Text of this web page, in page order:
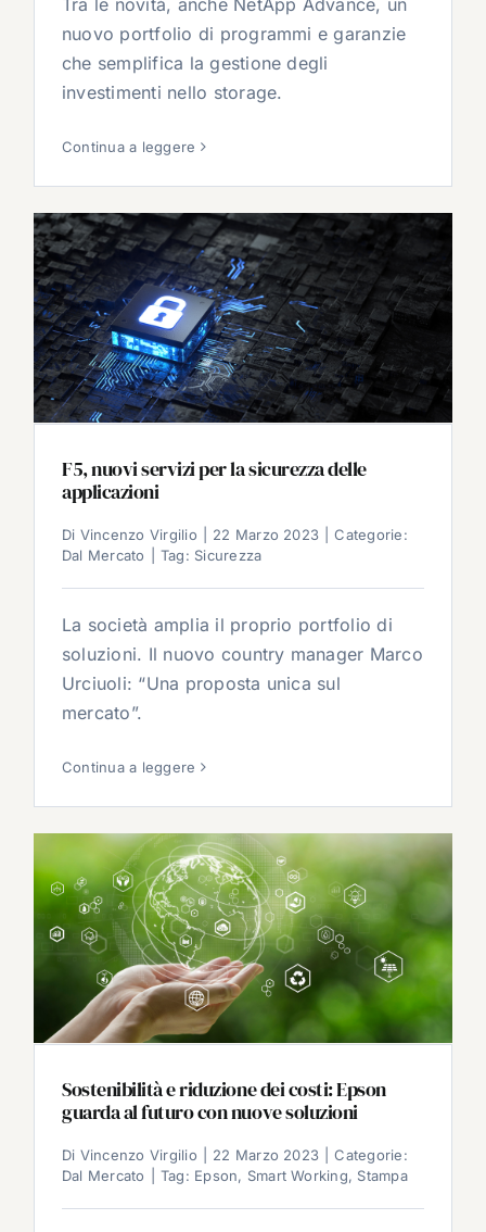
nuovo portfolio di programmi e garanzie
che semplifica la gestione degli
investimenti nello storage.
Continua a leggere
F5, nuovi servizi per la sicurezza delle
applicazioni
Di Vincenzo Virgilio 22 Marzo 2023
Categorie:
Dal Mercato
Tag: Sicurezza
La società amplia il proprio portfolio di
soluzioni. Il nuovo country manager Marco
Urciuoli: “Una proposta unica sul
mercato”.
Continua a leggere
Sostenibilità e riduzione dei costi: Epson
guarda al futuro con nuove soluzioni
Di Vincenzo Virgilio 22 Marzo 2023
Categorie:
Dal Mercato
Tag: Epson, Smart Working, Stampa